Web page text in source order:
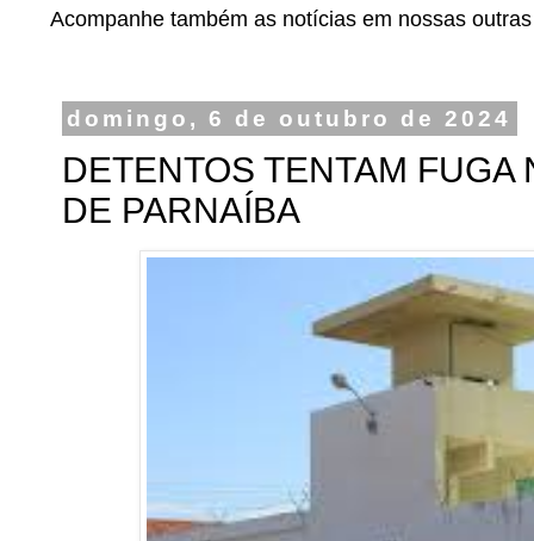
Acompanhe também as notícias em nossas
domingo, 6 de outubro de 2024
DETENTOS TENTAM FUGA
DE PARNAÍBA